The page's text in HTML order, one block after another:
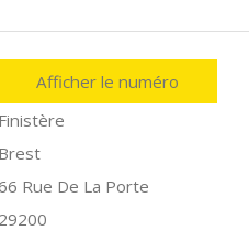
Afficher le numéro
Finistère
Brest
Rue De La Porte
29200